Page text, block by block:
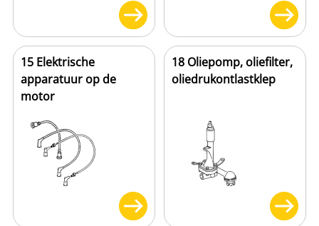
15 Elektrische
apparatuur op de
motor
18 Oliepomp, oliefilter,
oliedrukontlastklep